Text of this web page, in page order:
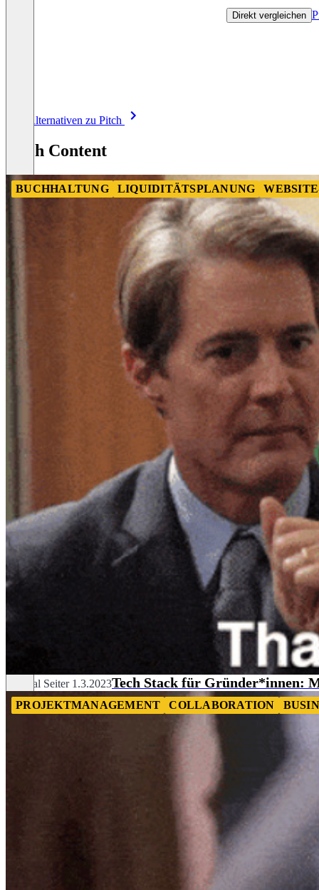
Direkt vergleichen
Alle Alternativen zu Pitch
Pitch Content
BUCHHALTUNG LIQUIDITÄTSPLANUNG
Chantal Seiter 1.3.2023Tech Stack für Gründer*innen:
PROJEKTMANAGEMENT COLLABORATION